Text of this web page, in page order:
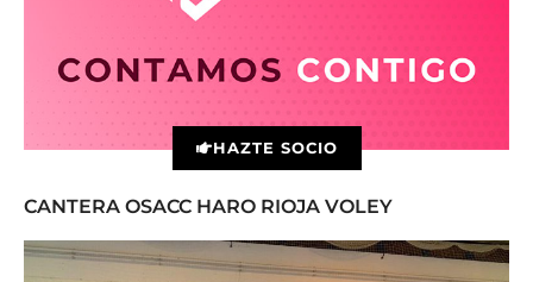
HAZTE SOCIO
CANTERA OSACC HARO RIOJA VOLEY